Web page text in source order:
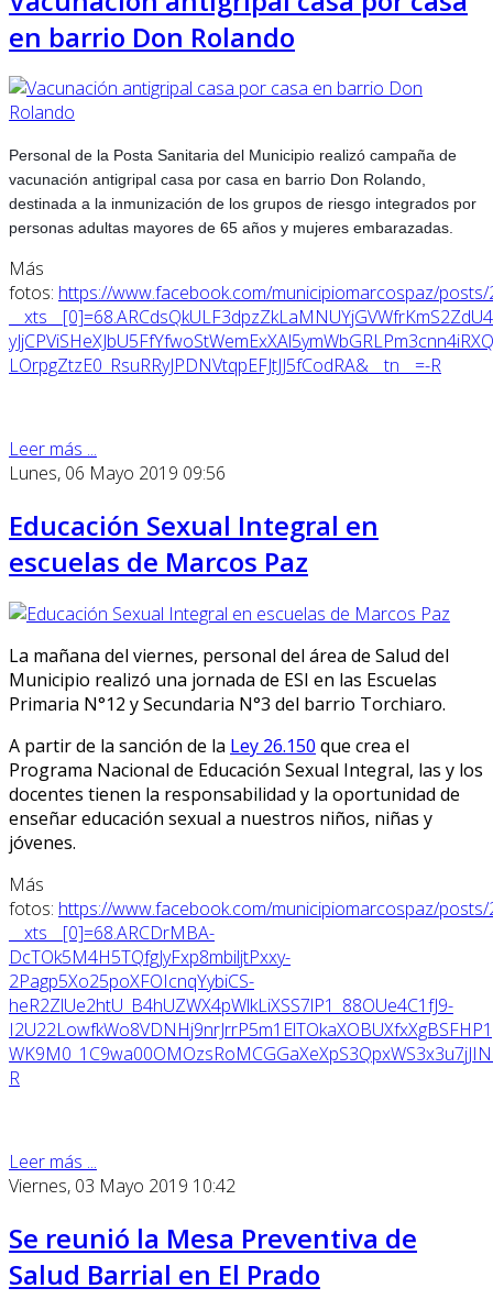
en barrio Don Rolando
Personal de la Posta Sanitaria del Municipio realizó campaña de
vacunación antigripal casa por casa en barrio Don Rolando,
destinada a la inmunización de los grupos de riesgo integrados por
personas adultas mayores de 65 años y mujeres embarazadas.
Más
fotos: https://www.facebook.com/municipiomarcospaz/
LOrpgZtzE0_RsuRRyJPDNVtqpEFJtJJ5fCodRA&__tn__=-R
Leer más ...
Lunes, 06 Mayo 2019 09:56
Educación Sexual Integral en
escuelas de Marcos Paz
La mañana del viernes, personal del área de Salud del
Municipio realizó una jornada de ESI en las Escuelas
Primaria N°12 y Secundaria N°3 del barrio Torchiaro.
A partir de la sanción de la Ley 26.150 que crea el
Programa Nacional de Educación Sexual Integral, las y los
docentes tienen la responsabilidad y la oportunidad de
enseñar educación sexual a nuestros niños, niñas y
jóvenes.
Más
fotos: https://www.facebook.com/municipiomarcospaz/
__xts__[0]=68.ARCDrMBA-
DcTOk5M4H5TQfgJyFxp8mbiljtPxxy-
2Pagp5Xo25poXFOIcnqYybiCS-
heR2ZlUe2htU_B4hUZWX4pWlkLiXSS7lP1_88OUe4C1fJ9-
R
Leer más ...
Viernes, 03 Mayo 2019 10:42
Se reunió la Mesa Preventiva de
Salud Barrial en El Prado